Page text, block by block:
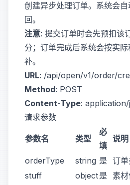
创建异步处理订单。系统会
回。
注意: 提交订单时会先预扣该
分；订单完成后系统会按实
补。
URL: /api/open/v1/order/
Method: POST
Content-Type:
请求参数
参数名 类型
必
填
说明
orderType string 是 订
stuff
object是 素